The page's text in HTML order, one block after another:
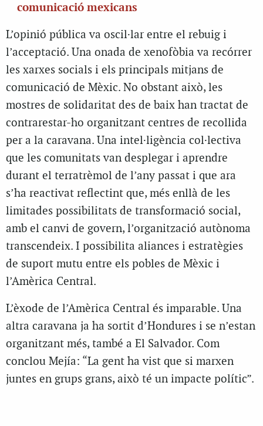
comunicació mexicans
L’opinió pública va oscil·lar entre el rebuig i
l’acceptació. Una onada de xenofòbia va recórrer
les xarxes socials i els principals mitjans de
comunicació de Mèxic. No obstant això, les
mostres de solidaritat des de baix han tractat de
contrarestar-ho organitzant centres de recollida
per a la caravana. Una intel·ligència col·lectiva
que les comunitats van desplegar i aprendre
durant el terratrèmol de l’any passat i que ara
s’ha reactivat reflectint que, més enllà de les
limitades possibilitats de transformació social,
amb el canvi de govern, l’organització autònoma
transcendeix. I possibilita aliances i estratègies
de suport mutu entre els pobles de Mèxic i
l’Amèrica Central.
L’èxode de l’Amèrica Central és imparable. Una
altra caravana ja ha sortit d’Hondures i se n’estan
organitzant més, també a El Salvador. Com
conclou Mejía: “La gent ha vist que si marxen
juntes en grups grans, això té un impacte polític”.